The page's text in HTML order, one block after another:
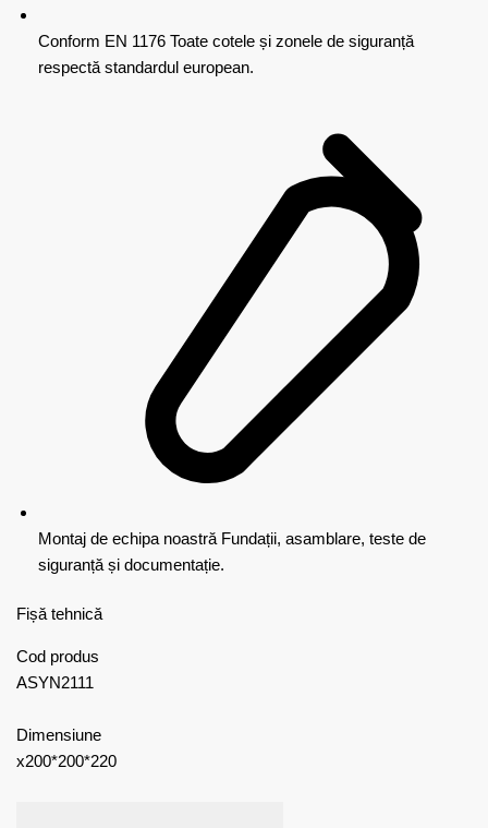
Conform EN 1176 Toate cotele și zonele de siguranță
respectă standardul european.
Montaj de echipa noastră Fundații, asamblare, teste de
siguranță și documentație.
Fișă tehnică
Cod produs
ASYN2111
Dimensiune
x200*200*220